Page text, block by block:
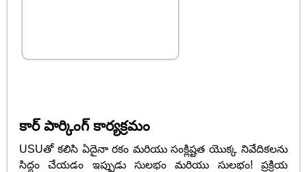
కార్ పార్కింగ్ కార్యక్రమం
USUతో కలిసి ఏదైనా రకం మరియు సంక్లిష్టత యొక్క నివేదికలను
సిద్ధం చేయడం ఇప్పుడు సులభం మరియు సులభం! ప్రక్రియ